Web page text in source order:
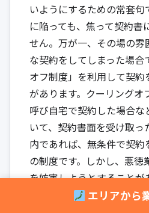
いようにするための常套
に陥っても、焦って契約書
せん。万が一、その場の
な契約をしてしまった場
オフ制度」を利用して契
があります。クーリングオ
呼び自宅で契約した場合
いて、契約書面を受け取っ
内であれば、無条件で契約
の制度です。しかし、悪徳
を妨害しようとすることが
都合で呼んだのだからクー
エリアから